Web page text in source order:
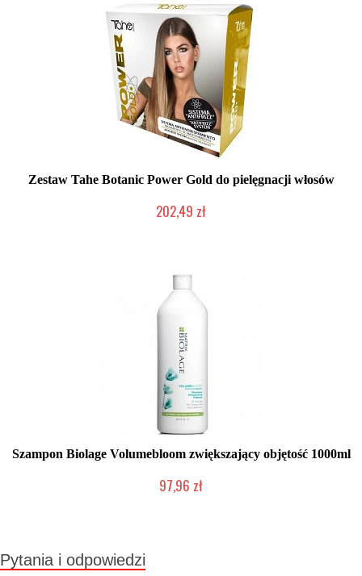
Zestaw Tahe Botanic Power Gold do pielęgnacji włosów
202,49 zł
Szampon Biolage Volumebloom zwiększający objętość 1000ml
97,96 zł
Pytania i odpowiedzi